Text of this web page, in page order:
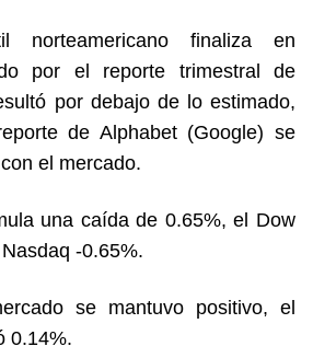
norteamericano finaliza en
por el reporte trimestral de
por debajo de lo estimado,
de Alphabet (Google) se
el mercado.
una caída de 0.65%, el Dow
-0.65%.
se mantuvo positivo, el
0.14%.